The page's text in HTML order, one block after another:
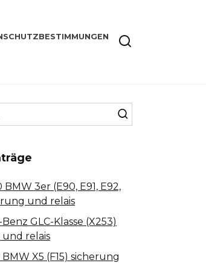
3er (E90, E91, E92,
und relais
GLC-Klasse (X253)
relais
BMW X5 (F15) sicherung